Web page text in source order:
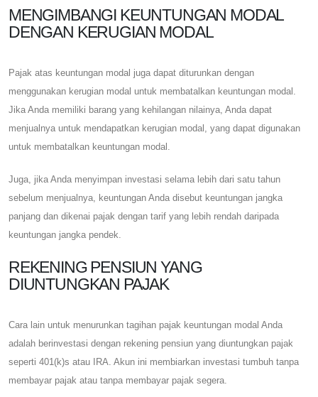
MENGIMBANGI KEUNTUNGAN MODAL
DENGAN KERUGIAN MODAL
Pajak atas keuntungan modal juga dapat diturunkan dengan
menggunakan kerugian modal untuk membatalkan keuntungan modal.
Jika Anda memiliki barang yang kehilangan nilainya, Anda dapat
menjualnya untuk mendapatkan kerugian modal, yang dapat digunakan
untuk membatalkan keuntungan modal.
Juga, jika Anda menyimpan investasi selama lebih dari satu tahun
sebelum menjualnya, keuntungan Anda disebut keuntungan jangka
panjang dan dikenai pajak dengan tarif yang lebih rendah daripada
keuntungan jangka pendek.
REKENING PENSIUN YANG
DIUNTUNGKAN PAJAK
Cara lain untuk menurunkan tagihan pajak keuntungan modal Anda
adalah berinvestasi dengan rekening pensiun yang diuntungkan pajak
seperti 401(k)s atau IRA. Akun ini membiarkan investasi tumbuh tanpa
membayar pajak atau tanpa membayar pajak segera.